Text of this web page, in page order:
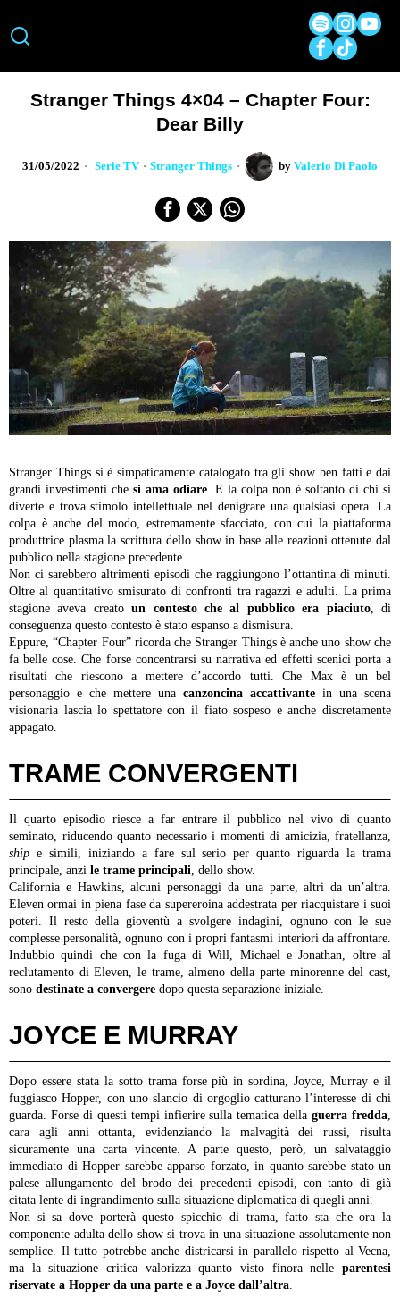
Stranger Things 4×04 – Chapter Four:
Dear Billy
31/05/2022 Serie TV · Stranger Things by Valerio Di Paolo
Stranger Things si è simpaticamente catalogato tra gli show ben fatti e dai
grandi investimenti che si ama odiare . E la colpa non è soltanto di chi si
diverte e trova stimolo intellettuale nel denigrare una qualsiasi opera. La
colpa è anche del modo, estremamente sfacciato, con cui la piattaforma
produttrice plasma la scrittura dello show in base alle reazioni ottenute dal
pubblico nella stagione precedente.
Non ci sarebbero altrimenti episodi che raggiungono l’ottantina di minuti.
Oltre al quantitativo smisurato di confronti tra ragazzi e adulti. La prima
stagione aveva creatoun contesto che al pubblico era piaciuto, di
conseguenza questo contesto è stato espanso a dismisura.
Eppure, “Chapter Four” ricorda che Stranger Things è anche uno show che
fa belle cose. Che forse concentrarsi su narrativa ed effetti scenici porta a
risultati che riescono a mettere d’accordo tutti. Che Max è un bel
personaggio e che mettere una canzoncina accattivante in una scena
visionaria lascia lo spettatore con il fiato sospeso e anche discretamente
appagato.
TRAME CONVERGENTI
Il quarto episodio riesce a far entrare il pubblico nel vivo di quanto
seminato, riducendo quanto necessario i momenti di amicizia, fratellanza,
ship e simili, iniziando a fare sul serio per quanto riguarda la trama
principale, anzi le trame principali , dello show.
California e Hawkins, alcuni personaggi da una parte, altri da un’altra.
Eleven ormai in piena fase da supereroina addestrata per riacquistare i suoi
poteri. Il resto della gioventù a svolgere indagini, ognuno con le sue
complesse personalità, ognuno con i propri fantasmi interiori da affrontare.
Indubbio quindi che con la fuga di Will, Michael e Jonathan, oltre al
reclutamento di Eleven, le trame, almeno della parte minorenne del cast,
sono destinate a convergere dopo questa separazione iniziale.
JOYCE E MURRAY
Dopo essere stata la sotto trama forse più in sordina, Joyce, Murray e il
fuggiasco Hopper, con uno slancio di orgoglio catturano l’interesse di chi
guarda. Forse di questi tempi infierire sulla tematica dellaguerra fredda
cara agli anni ottanta, evidenziando la malvagità dei russi, risulta
sicuramente una carta vincente. A parte questo, però, un salvataggio
immediato di Hopper sarebbe apparso forzato, in quanto sarebbe stato un
palese allungamento del brodo dei precedenti episodi, con tanto di già
citata lente di ingrandimento sulla situazione diplomatica di quegli anni.
Non si sa dove porterà questo spicchio di trama, fatto sta che ora la
componente adulta dello show si trova in una situazione assolutamente non
semplice. Il tutto potrebbe anche districarsi in parallelo rispetto al Vecna,
ma la situazione critica valorizza quanto visto finora nelle parentesi
riservate a Hopper da una parte e a Joyce dall’altra